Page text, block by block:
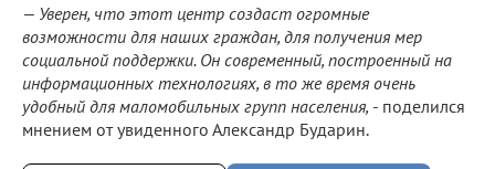
— Уверен, что этот центр создаст огромные
возможности для наших граждан, для получения мер
социальной поддержки. Он современный, построенный на
информационных технологиях, в то же время очень
удобный для маломобильных групп населения, - поделился
мнением от увиденного Александр Бударин.